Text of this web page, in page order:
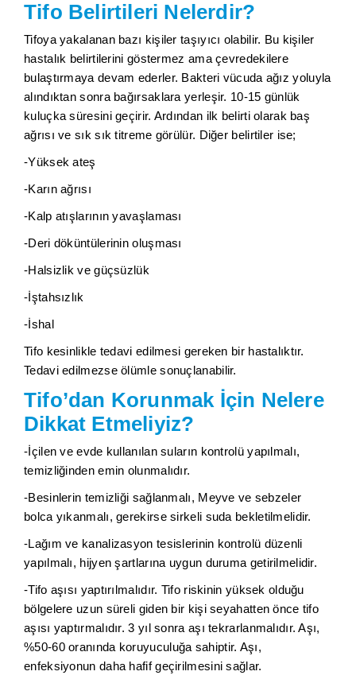
Tifo Belirtileri Nelerdir?
Tifoya yakalanan bazı kişiler taşıyıcı olabilir. Bu kişiler
hastalık belirtilerini göstermez ama çevredekilere
bulaştırmaya devam ederler. Bakteri vücuda ağız yoluyla
alındıktan sonra bağırsaklara yerleşir. 10-15 günlük
kuluçka süresini geçirir. Ardından ilk belirti olarak baş
ağrısı ve sık sık titreme görülür. Diğer belirtiler ise;
-Yüksek ateş
-Karın ağrısı
-Kalp atışlarının yavaşlaması
-Deri döküntülerinin oluşması
-Halsizlik ve güçsüzlük
-İştahsızlık
-İshal
Tifo kesinlikle tedavi edilmesi gereken bir hastalıktır.
Tedavi edilmezse ölümle sonuçlanabilir.
Tifo’dan Korunmak İçin Nelere
Dikkat Etmeliyiz?
-İçilen ve evde kullanılan suların kontrolü yapılmalı,
temizliğinden emin olunmalıdır.
-Besinlerin temizliği sağlanmalı, Meyve ve sebzeler
bolca yıkanmalı, gerekirse sirkeli suda bekletilmelidir.
-Lağım ve kanalizasyon tesislerinin kontrolü düzenli
yapılmalı, hijyen şartlarına uygun duruma getirilmelidir.
-Tifo aşısı yaptırılmalıdır. Tifo riskinin yüksek olduğu
bölgelere uzun süreli giden bir kişi seyahatten önce tifo
aşısı yaptırmalıdır. 3 yıl sonra aşı tekrarlanmalıdır. Aşı,
%50-60 oranında koruyuculuğa sahiptir. Aşı,
enfeksiyonun daha hafif geçirilmesini sağlar.